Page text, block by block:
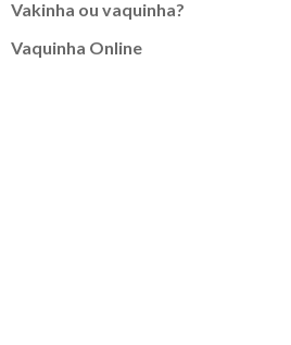
Vakinha ou vaquinha?
Vaquinha Online